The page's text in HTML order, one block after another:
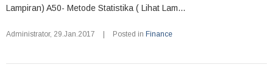
Lampiran) A50- Metode Statistika ( Lihat Lam...
Administrator, 29.Jan.2017 Posted in Finance